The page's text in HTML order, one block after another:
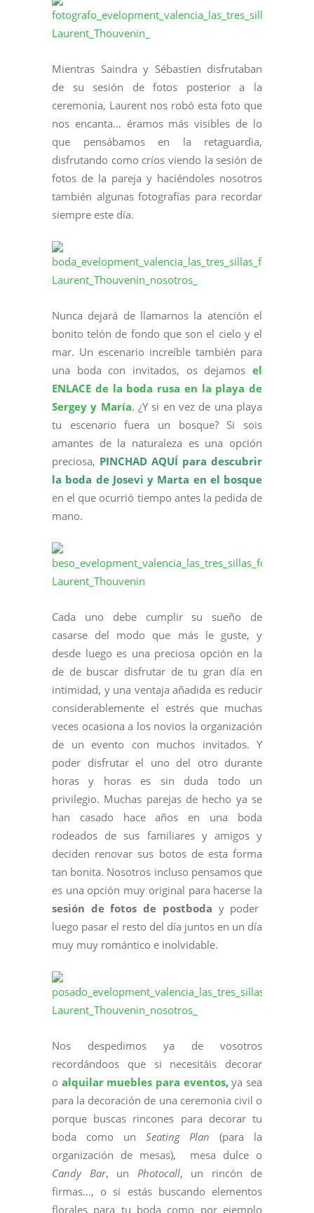
Mientras Saindra y Sébastien disfrutaban
de su sesión de fotos posterior a la
ceremonia, Laurent nos robó esta foto que
nos encanta… éramos más visibles de lo
que pensábamos en la retaguardia,
disfrutando como críos viendo la sesión de
fotos de la pareja y haciéndoles nosotros
también algunas fotografías para recordar
siempre este día.
Nunca dejará de llamarnos la atención el
bonito telón de fondo que son el cielo y el
mar. Un escenario increíble también para
una boda con invitados, os dejamos el
ENLACE de la boda rusa en la playa de
Sergey y María. ¿Y si en vez de una playa
tu escenario fuera un bosque? Si sois
amantes de la naturaleza es una opción
preciosa, PINCHAD AQUÍ para descubrir
la boda de Josevi y Marta en el bosque
en el que ocurrió tiempo antes la pedida de
mano.
Cada uno debe cumplir su sueño de
casarse del modo que más le guste, y
desde luego es una preciosa opción en la
de de buscar disfrutar de tu gran día en
intimidad, y una ventaja añadida es reducir
considerablemente el estrés que muchas
veces ocasiona a los novios la organización
de un evento con muchos invitados. Y
poder disfrutar el uno del otro durante
horas y horas es sin duda todo un
privilegio. Muchas parejas de hecho ya se
han casado hace años en una boda
rodeados de sus familiares y amigos y
deciden renovar sus botos de esta forma
tan bonita. Nosotros incluso pensamos que
es una opción muy original para hacerse la
sesión de fotos de postboda y poder
luego pasar el resto del día juntos en un día
muy muy romántico e inolvidable.
Nos despedimos ya de vosotros
recordándoos que si necesitáis decorar
o alquilar muebles para eventos,ya sea
para la decoración de una ceremonia civil o
porque buscas rincones para decorar tu
boda como un Seating Plan (para la
organización de mesas), mesa dulce o
Candy Bar, un Photocall, un rincón de
firmas…, o si estás buscando elementos
florales para tu boda como por ejemplo